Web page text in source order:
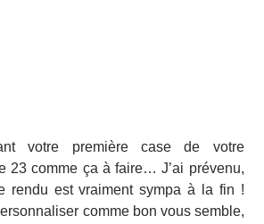
votre première case de votre
23 comme ça à faire… J’ai prévenu,
rendu est vraiment sympa à la fin !
comme bon vous semble,